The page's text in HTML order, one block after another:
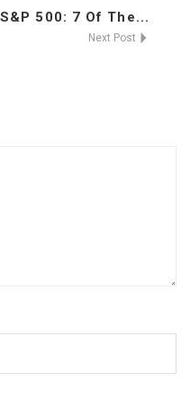
S&P 500: 7 Of The...
Next Post